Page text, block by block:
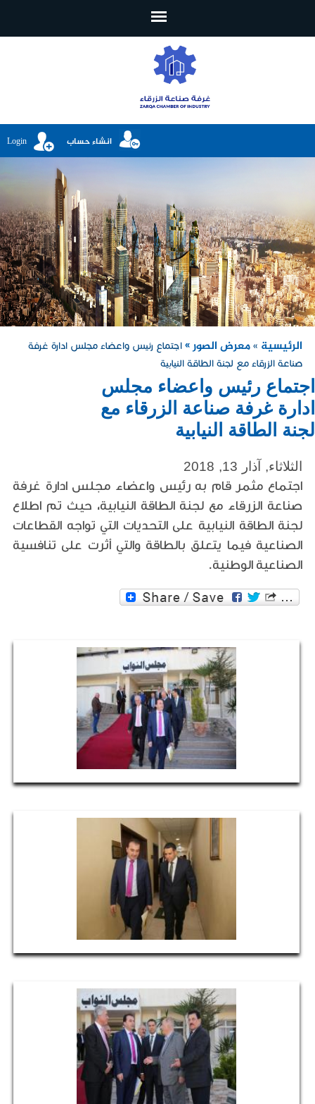
انشاء حساب Login
الرئيسية » معرض الصور » اجتماع رئيس واعضاء مجلس ادارة غرفة
صناعة الزرقاء مع لجنة الطاقة النيابية
اجتماع رئيس واعضاء مجلس
ادارة غرفة صناعة الزرقاء مع
لجنة الطاقة النيابية
الثلاثاء, آذار 13, 2018
اجتماع مثمر قام به رئيس واعضاء مجلس ادارة غرفة
صناعة الزرقاء مع لجنة الطاقة النيابية، حيث تم اطلاع
لجنة الطاقة النيابية على التحديات التي تواجه القطاعات
الصناعية فيما يتعلق بالطاقة والتي أثرت على تنافسية
الصناعية الوطنية.